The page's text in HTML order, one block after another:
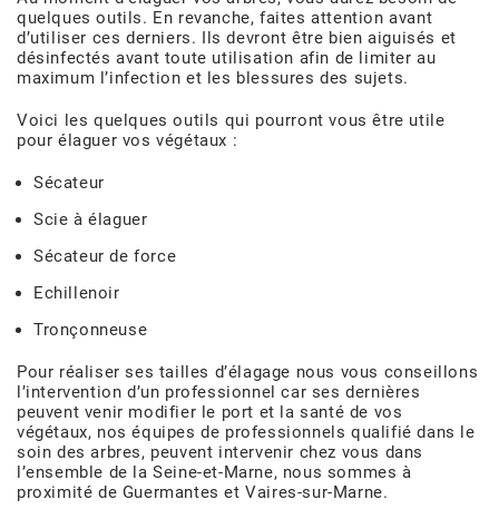
quelques outils. En revanche, faites attention avant
d’utiliser ces derniers. Ils devront être bien aiguisés et
désinfectés avant toute utilisation afin de limiter au
maximum l’infection et les blessures des sujets.
Voici les quelques outils qui pourront vous être utile
pour élaguer vos végétaux :
Sécateur
Scie à élaguer
Sécateur de force
Echillenoir
Tronçonneuse
Pour réaliser ses tailles d’élagage nous vous conseillons
l’intervention d’un professionnel car ses dernières
peuvent venir modifier le port et la santé de vos
végétaux, nos équipes de professionnels qualifié dans le
soin des arbres, peuvent intervenir chez vous dans
l’ensemble de la Seine-et-Marne, nous sommes à
proximité de Guermantes et Vaires-sur-Marne.